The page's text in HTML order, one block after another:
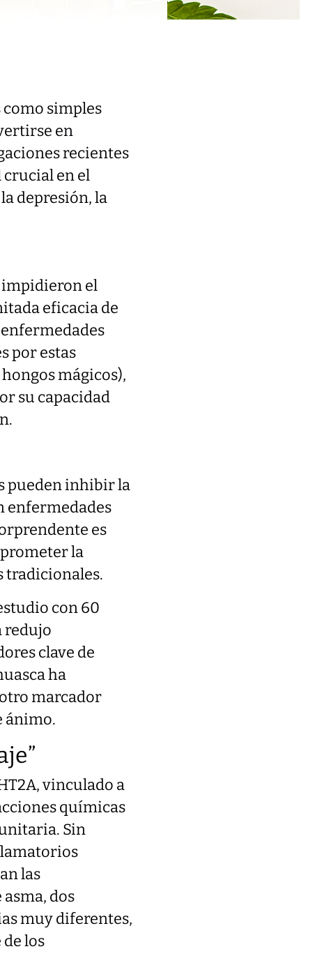
como simples
en
recientes
crucial en el
depresión, la
impidieron el
eficacia de
por estas
mágicos),
su capacidad
pueden inhibir la
enfermedades
es
la
tradicionales.
con 60
redujo
clave de
ha
marcador
ánimo.
vinculado a
químicas
Sin
las
dos
muy diferentes,
los